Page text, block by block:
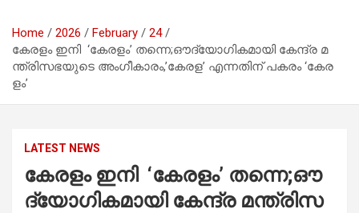
Home 2026 February
24
കേ​ര​ളം ഇ​നി ‘കേ​ര​ളം’ ത​ന്നെ;ഔ​ദ്യോ​ഗി​ക​മാ​യി കേ​ന്ദ്ര മ​
ന്ത്രി​സ​ഭ​യു​ടെ അം​ഗീ​കാ​രം,’കേ​ര​ള’ എ​ന്ന​തി​ന് പ​ക​രം ‘കേ​ര​
ളം’
LATEST NEWS
കേ​ര​ളം ഇ​നി ‘കേ​ര​ളം’ ത​ന്നെ;ഔ​
ദ്യോ​ഗി​ക​മാ​യി കേ​ന്ദ്ര മ​ന്ത്രി​സ​